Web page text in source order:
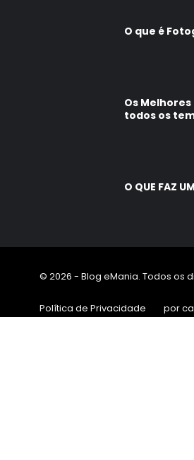
O que é
Os
todos os
O QUE FAZ
© 2026 - Blog eMania. Todos os
Política de Privacidade por